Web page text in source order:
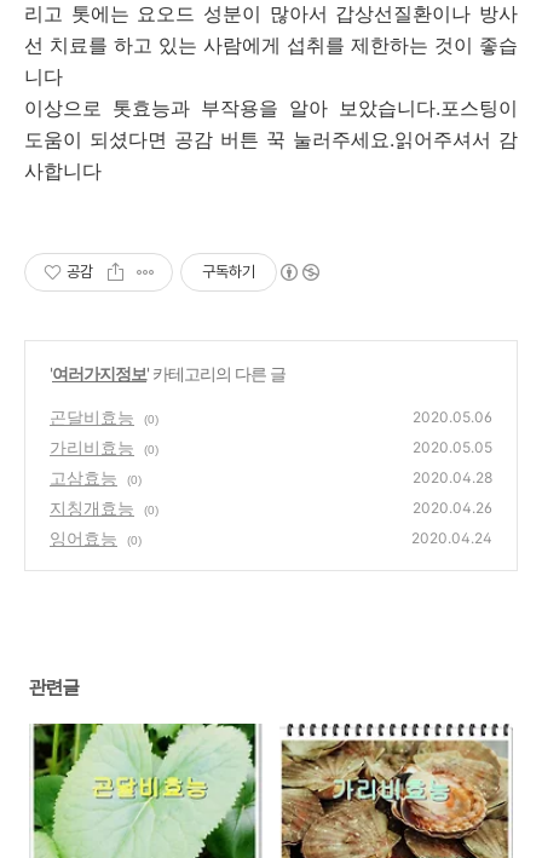
리고 톳에는 요오드 성분이 많아서 갑상선질환이나 방사
선 치료를 하고 있는 사람에게 섭취를 제한하는 것이 좋습
니다
이상으로 톳효능과 부작용을 알아 보았습니다.포스팅이
도움이 되셨다면 공감 버튼 꾹 눌러주세요.읽어주셔서 감
사합니다
공감 구독하기
'여러가지정보' 카테고리의 다른 글
곤달비효능 (0) 2020.05.06
가리비효능 (0) 2020.05.05
고삼효능 (0) 2020.04.28
지칭개효능 (0) 2020.04.26
잉어효능 (0) 2020.04.24
관련글